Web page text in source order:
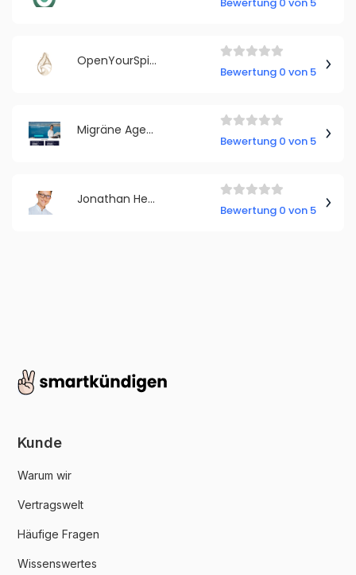
OpenYourSpirit
Bewertung 0 von 5
Migräne Agentin - Sinem
Bewertung 0 von 5
Jonathan Healthhacker
Bewertung 0 von 5
Kunde
Warum wir
Vertragswelt
Häufige Fragen
Wissenswertes